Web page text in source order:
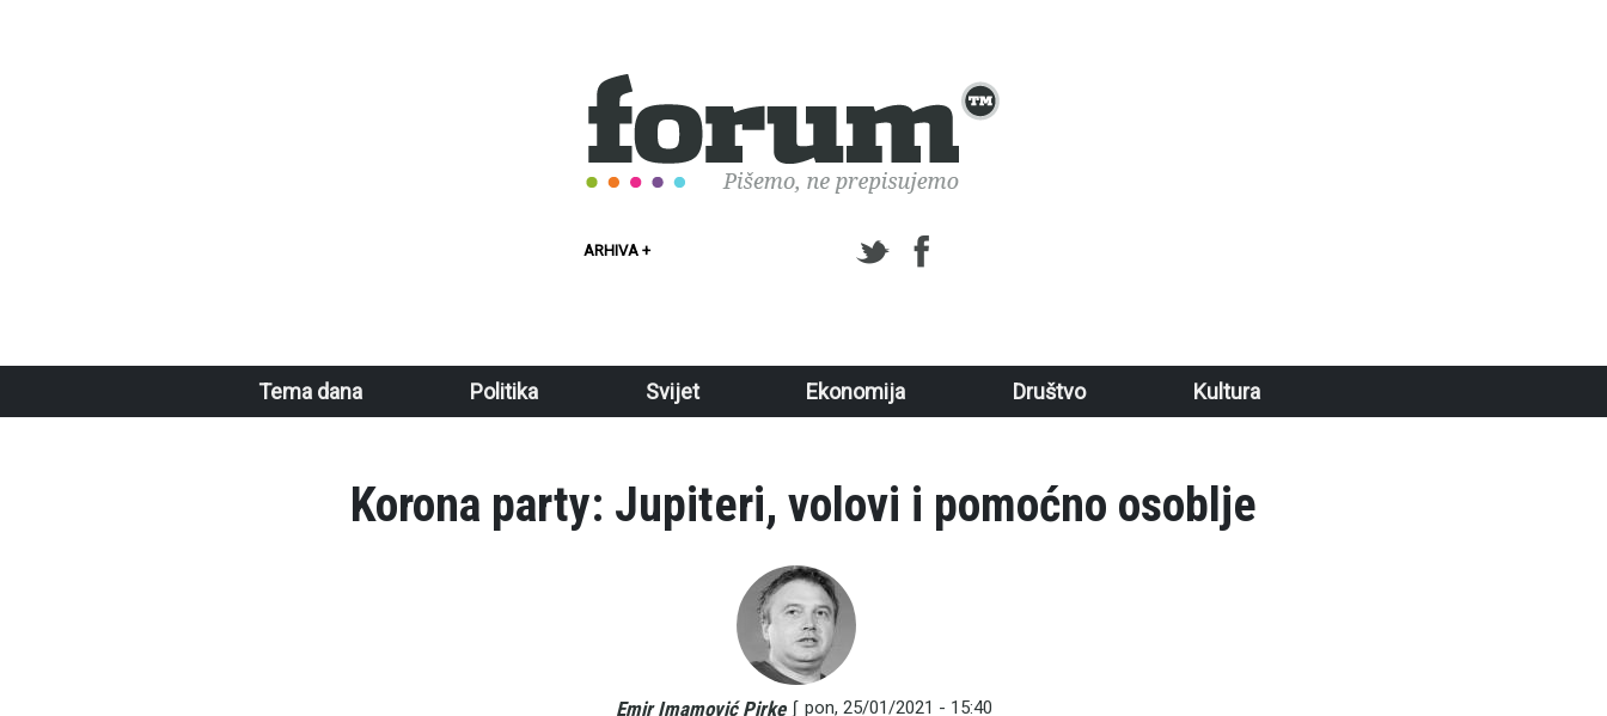
ARHIVA +
Tema dana Politika Svijet Ekonomija Društvo Kultura
Korona party: Jupiteri, volovi i pomoćno osoblje
Emir Imamović Pirke ∫ pon, 25/01/2021 - 15:40